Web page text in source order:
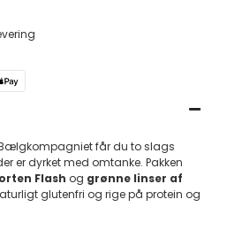
får du to slags
er dyrket med omtanke. Pakken
Flash og grønne linser af
glutenfri og rige på protein og